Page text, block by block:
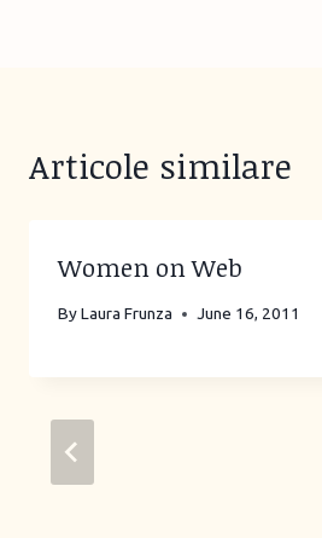
Articole similare
Women on Web
ByLaura Frunza June 16, 2011